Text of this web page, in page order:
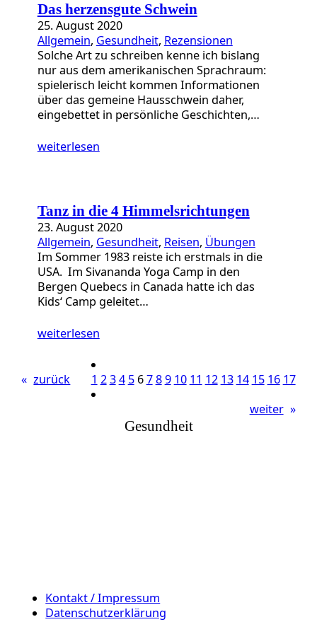
Das herzensgute Schwein
25. August 2020
Allgemein, Gesundheit, Rezensionen
Solche Art zu schreiben kenne ich bislang
nur aus dem amerikanischen Sprachraum:
spielerisch leicht kommen Informationen
über das gemeine Hausschwein daher,
eingebettet in persönliche Geschichten,…
weiterlesen
Tanz in die 4 Himmelsrichtungen
23. August 2020
Allgemein, Gesundheit, Reisen, Übungen
Im Sommer 1983 reiste ich erstmals in die
USA. Im Sivananda Yoga Camp in den
Bergen Quebecs in Canada hatte ich das
Kids‘ Camp geleitet…
weiterlesen
« zurück 1 234 5 6789 10 11 12 13 14 15 16 17
weiter »
Gesundheit
Kontakt / Impressum
Datenschutzerklärung